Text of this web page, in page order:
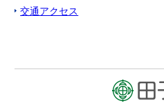
交通アクセス